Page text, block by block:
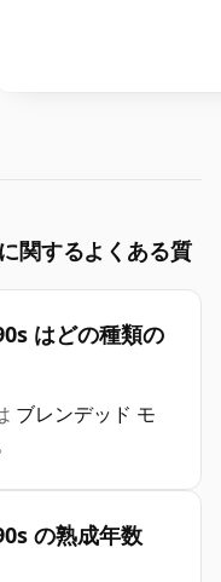
関するよくある質
はどの種類の
ブレンデッド モ
の熟成年数